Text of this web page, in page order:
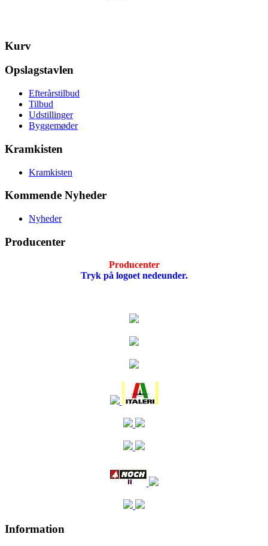
Kurv
Opslagstavlen
Efterårstilbud
Tilbud
Udstillinger
Byggemøder
Kramkisten
Kramkisten
Kommende Nyheder
Nyheder
Producenter
Producenter
Tryk på logoet nedeunder.
Information